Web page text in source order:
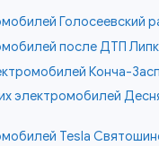
Голосеевский
после ДТП
Конча-
электромобилей
Tesla